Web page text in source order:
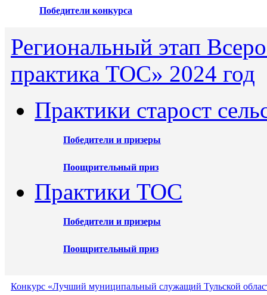
Победители конкурса
Региональный этап
практика ТОС» 2024 год
Практики старост
Победители и призеры
Поощрительный приз
Практики ТОС
Победители и призеры
Поощрительный приз
Конкурс «Лучший муниципальный служащий Тульской